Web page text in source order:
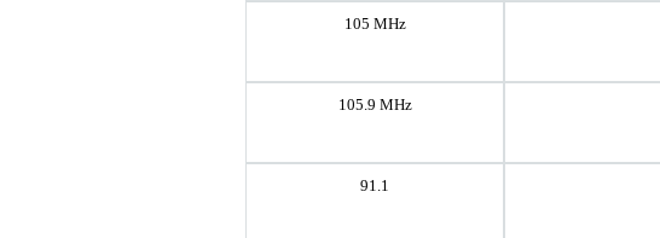
105 MHz
105.9 MHz
91.1